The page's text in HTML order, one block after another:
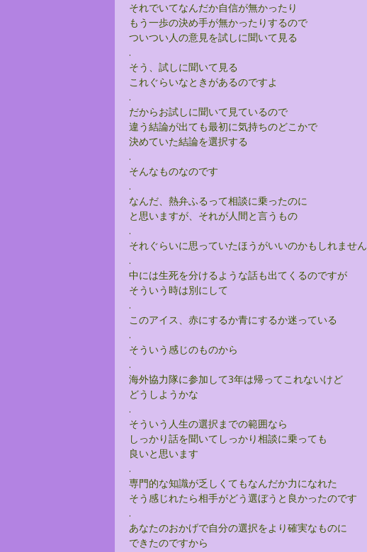
それでいてなんだか自信が無かったり
もう一歩の決め手が無かったりするので
ついつい人の意見を試しに聞いて見る
.
そう、試しに聞いて見る
これぐらいなときがあるのですよ
.
だからお試しに聞いて見ているので
違う結論が出ても最初に気持ちのどこかで
決めていた結論を選択する
.
そんなものなのです
.
なんだ、熱弁ふるって相談に乗ったのに
と思いますが、それが人間と言うもの
.
それぐらいに思っていたほうがいいのかもしれません
.
中には生死を分けるような話も出てくるのですが
そういう時は別にして
.
このアイス、赤にするか青にするか迷っている
.
そういう感じのものから
.
海外協力隊に参加して3年は帰ってこれないけど
どうしようかな
.
そういう人生の選択までの範囲なら
しっかり話を聞いてしっかり相談に乗っても
良いと思います
.
専門的な知識が乏しくてもなんだか力になれた
そう感じれたら相手がどう選ぼうと良かったのです
.
あなたのおかげで自分の選択をより確実なものに
できたのですから